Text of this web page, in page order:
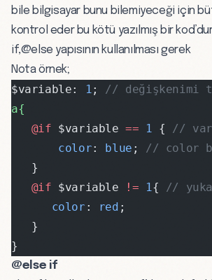
bile bilgisayar bunu bilemiyeceği için
kontrol eder bu kötü yazılmış bir
if,@else yapısının kullanılması gerek
Nota örnek;
$variable: 1; // değişkenimi
a{
   @if
$variable == 1 { //
       color
: blue ; // color
   }
   @if
$variable != 1{ //
      color
: red ;
   }
}
@else if